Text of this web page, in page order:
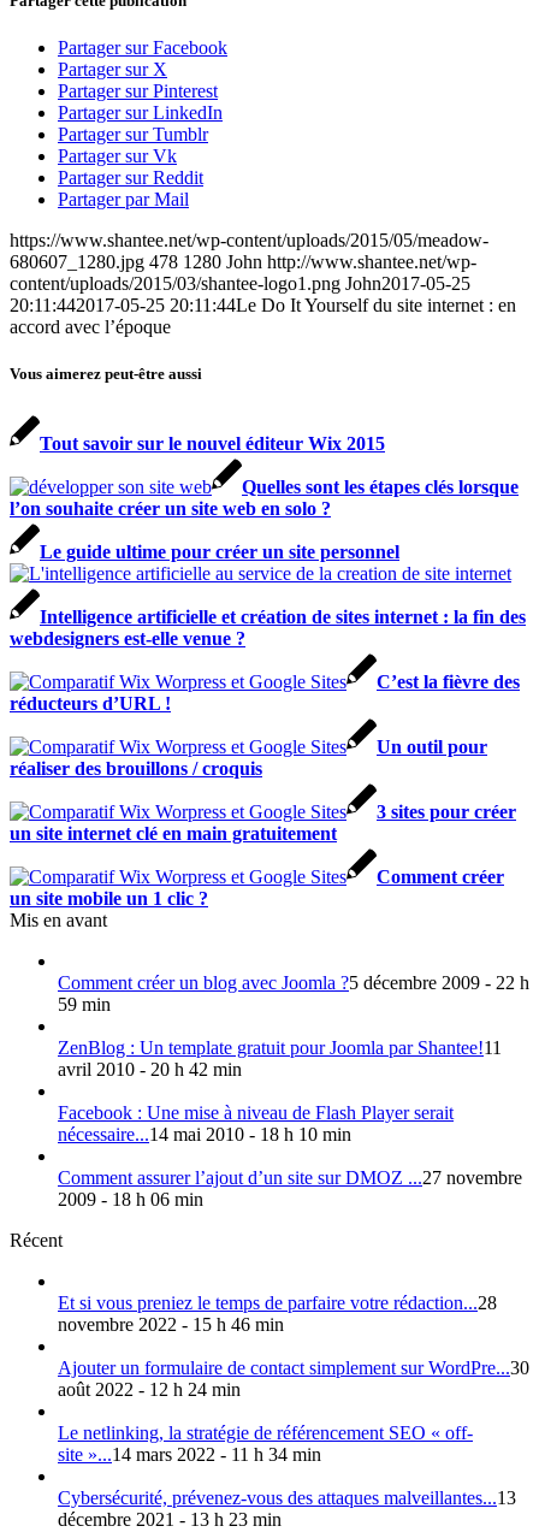
Partager sur Facebook
Partager sur X
Partager sur Pinterest
Partager sur LinkedIn
Partager sur Tumblr
Partager sur Vk
Partager sur Reddit
Partager par Mail
https://www.shantee.net/wp-content/uploads/2015/05/meadow-
680607_1280.jpg 478 1280 John http://www.shantee.net/wp-
content/uploads/2015/03/shantee-logo1.png John2017-05-25
20:11:442017-05-25 20:11:44Le Do It Yourself du site internet : en
accord avec l’époque
Vous aimerez peut-être aussi
Tout savoir sur le nouvel éditeur Wix 2015
Quelles sont les étapes clés lorsque
l’on souhaite créer un site web en solo ?
Le guide ultime pour créer un site personnel
Intelligence artificielle et création de sites internet : la fin des
webdesigners est-elle venue ?
C’est la fièvre des
réducteurs d’URL !
Un outil pour
réaliser des brouillons / croquis
3 sites pour créer
un site internet clé en main gratuitement
Comment créer
un site mobile un 1 clic ?
Mis en avant
Comment créer un blog avec Joomla ?5 décembre 2009 - 22 h
59 min
ZenBlog : Un template gratuit pour Joomla par Shantee!11
avril 2010 - 20 h 42 min
Facebook : Une mise à niveau de Flash Player serait
nécessaire...14 mai 2010 - 18 h 10 min
Comment assurer l’ajout d’un site sur DMOZ ...27 novembre
2009 - 18 h 06 min
Récent
Et si vous preniez le temps de parfaire votre rédaction...28
novembre 2022 - 15 h 46 min
Ajouter un formulaire de contact simplement sur WordPre...30
août 2022 - 12 h 24 min
Le netlinking, la stratégie de référencement SEO « off-
site »...14 mars 2022 - 11 h 34 min
Cybersécurité, prévenez-vous des attaques malveillantes...13
décembre 2021 - 13 h 23 min